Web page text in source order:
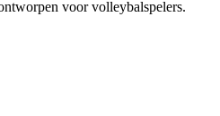
voor volleybalspelers.